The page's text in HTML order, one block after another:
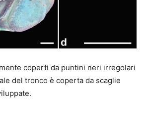
coperti da puntini neri irregolari
del tronco è coperta da scaglie